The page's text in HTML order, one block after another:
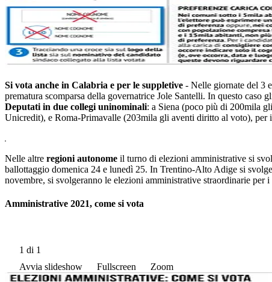
Si vota anche in Calabria e per le suppletive - Nelle giornate del 3
prematura scomparsa della governatrice Jole Santelli. In questo
Deputati in due collegi uninominali: a Siena (poco più di 200mila
Unicredit), e Roma-Primavalle (203mila gli aventi diritto al voto), per
Nelle altre regioni autonome il turno di elezioni amministrative si
ballottaggio domenica 24 e lunedì 25. In Trentino-Alto Adige si
novembre, si svolgeranno le elezioni amministrative straordinarie
Amministrative 2021, come si vota
1 di 1
Avvia slideshow
Fullscreen Zoom